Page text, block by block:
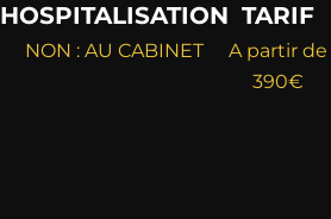
HOSPITALISATION
NON : AU CABINET
TARIF
A partir de
390€